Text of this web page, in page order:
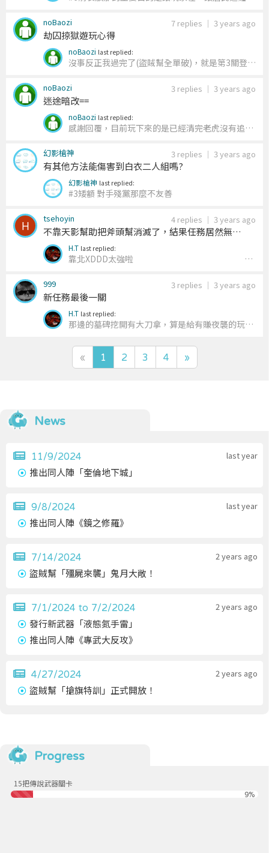
逃難 = 玩家要在時限內找到陳芯 = 去拿箭袋必定會
來不及 去拿箭袋 = 玩家無法在時限內找到陳芯
居民留在部落 = 但會有殺傷力極強的弓箭技能「燃
苗」可以用 如果玩家有燃苗能用，居民又都逃難
放在那個位置
noBaozi 7 replies ｜ 3 years ago
劫囚掠獄遊玩心得
noBaozi last replied:
沒事反正我過完了(盜賊幫全單破) ，就是第3關登陸
非正下(必吃-5)，一但被發現改道要走回頭再吃-
5，或是使用致盲或帶盾拼被發現水路改道刷新直
接搶灘。
noBaozi 3 replies ｜ 3 years ago
迷途暗改==
noBaozi last replied:
感謝回覆，目前玩下來的是已經清完老虎沒有追尾
尾(鏡頭拉去皇家再拉回來那時候看到)QQ，不知道
這是隱形老虎還是趁跑過場動畫偷偷跟蹤
幻影槍神 3 replies ｜ 3 years ago
有其他方法能傷害到白衣二人組嗎?
幻影槍神 last replied:
#3矮額 對手殘黨那麼不友善
tsehoyin 4 replies ｜ 3 years ago
不靠天影幫助把斧頭幫消滅了，結果任務居然無法
成功
H.T last replied:
靠北XDDD太強啦
很想加個劇情在影薇集氣的過程，如果玩家不幫忙
引怪反而去打最左邊那頭，就會出生一隻斧頭幫嘍
囉把人質妹妹殺掉
999 3 replies ｜ 3 years ago
新任務最後一關
H.T last replied:
那邊的墓碑挖開有大刀拿，算是給有賺夜襲的玩家
« 1 2 3 4 »
News
11/9/2024 last year
推出同人陣「奎倫地下城」
9/8/2024 last year
推出同人陣《鏡之修羅》
7/14/2024 2 years ago
盜賊幫「殭屍來襲」鬼月大敞！
7/1/2024 to 7/2/2024 2 years ago
發行新武器「液態氮手雷」
推出同人陣《專武大反攻》
4/27/2024 2 years ago
盜賊幫「搶旗特訓」正式開放！
Progress
15把傳說武器關卡
9%